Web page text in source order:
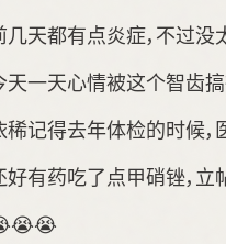
几天都有点炎症，不过没
天一天心情被这个智齿搞
稀记得去年体检的时候
好有药吃了点甲硝锉，立帖